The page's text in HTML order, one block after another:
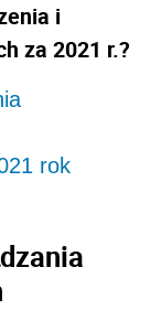
i
za 2021 r.?
rok